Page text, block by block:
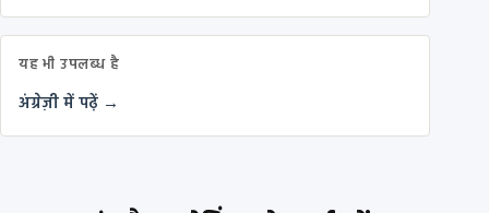
यह भी उपलब्ध है
अंग्रेज़ी में पढ़ें →